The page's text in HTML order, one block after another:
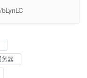
器